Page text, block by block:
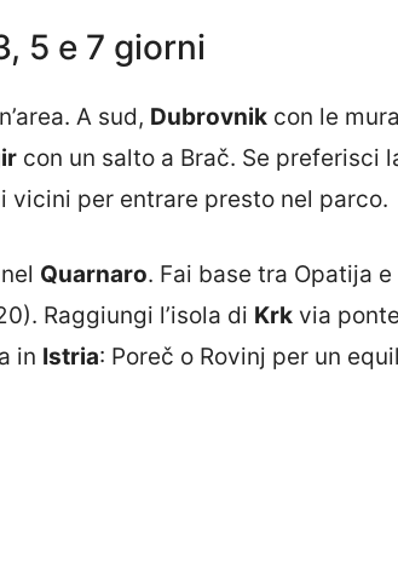
5 e 7 giorni
A sud, Dubrovnik con le
con un salto a Brač. Se preferisci
vicini per entrare presto nel parco.
Quarnaro. Fai base tra Opatija e
Raggiungi l’isola di Krk via
in Istria: Poreč o Rovinj per un